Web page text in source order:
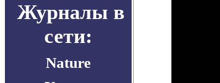
Журналы в
сети:
Nature